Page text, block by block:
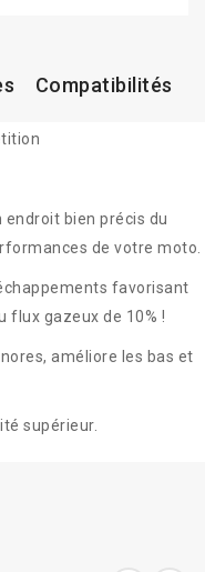
Compatibilités
endroit bien précis du
de votre moto.
favorisant
flux gazeux de 10% !
améliore les bas et
supérieur.